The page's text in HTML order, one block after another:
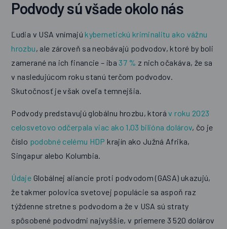
Podvody sú všade okolo nás
Ľudia v USA vnímajú kybernetickú kriminalitu ako vážnu
hrozbu, ale zároveň sa neobávajú podvodov, ktoré by boli
zamerané na ich financie – iba37 % z nich očakáva, že sa
v nasledujúcom roku stanú terčom podvodov.
Skutočnosť je však oveľa temnejšia.
Podvody predstavujú globálnu hrozbu, ktoráv roku 2023
celosvetovo odčerpala viac ako 1,03 bilióna dolárov, čo je
číslo podobné celému HDP krajín ako Južná Afrika,
Singapur alebo Kolumbia.
Údaje Globálnej aliancie proti podvodom (GASA) ukazujú,
že takmer polovica svetovej populácie sa aspoň raz
týždenne stretne s podvodom a že v USA sú straty
spôsobené podvodmi najvyššie, v priemere 3 520 dolárov